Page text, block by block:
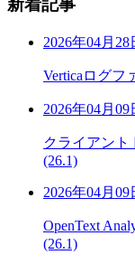
新着記事
2026年04月28
Verticaログフ
2026年04月09
クライアント
(26.1)
2026年04月09
OpenText
(26.1)